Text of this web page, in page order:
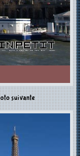
suivante